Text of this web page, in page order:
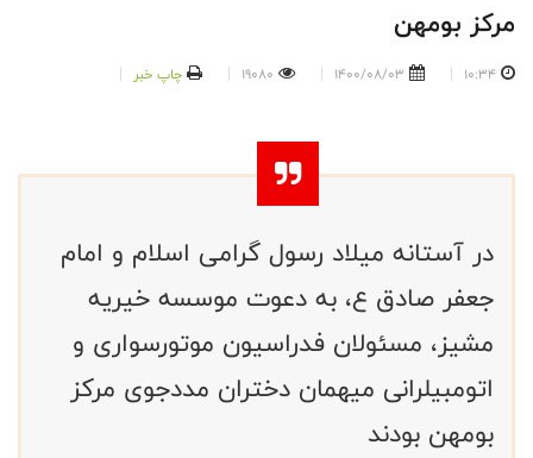
مرکز بومهن
10:34
1400/08/03
19080 چاپ خبر
در آستانه میلاد رسول گرامی اسلام و امام
جعفر صادق ع، به دعوت موسسه خیریه
مشیز، مسئولان فدراسیون موتورسواری و
اتومبیلرانی میهمان دختران مددجوی مرکز
بومهن بودند